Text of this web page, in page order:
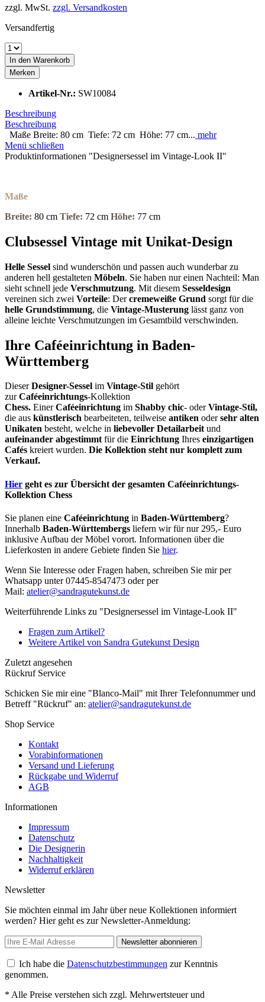
zzgl. MwSt. zzgl. Versandkosten
Versandfertig
In den Warenkorb
Merken
Artikel-Nr.: SW10084
Beschreibung
Beschreibung
Maße Breite: 80 cm Tiefe: 72 cm Höhe: 77 cm... mehr
Menü schließen
Produktinformationen "Designersessel im Vintage-Look II"
Maße
Breite: 80 cm Tiefe: 72 cm Höhe: 77 cm
Clubsessel Vintage mit Unikat-Design
Helle Sessel sind wunderschön und passen auch wunderbar zu
anderen hell gestalteten Möbeln. Sie haben nur einen Nachteil: Man
sieht schnell jede Verschmutzung. Mit diesem Sesseldesign
vereinen sich zwei Vorteile: Dercremeweiße Grund sorgt für die
helle Grundstimmung, die Vintage-Musterung lässt ganz von
alleine leichte Verschmutzungen im Gesamtbild verschwinden.
Ihre Caféeinrichtung in Baden-
Württemberg
DieserDesigner-Sessel im Vintage-Stil gehört
zur Caféeinrichtungs-Kollektion
Chess. EinerCaféeinrichtung im Shabby chic- oderVintage-Stil,
die aus künstlerisch bearbeiteten, teilweise antiken odersehr alten
Unikaten besteht, welche in liebevoller Detailarbeitund
aufeinander abgestimmtfür die Einrichtung Ihres einzigartigen
Cafés kreiert wurden. Die Kollektion steht nur komplett zum
Verkauf.
Hier geht es zur Übersicht der gesamten Caféeinrichtungs-
Kollektion Chess
Sie planen eine Caféeinrichtung in Baden-Württemberg?
Innerhalb Baden-Württembergs liefern wir für nur 295,- Euro
inklusive Aufbau der Möbel vorort. Informationen über die
Lieferkosten in andere Gebiete finden Sie hier.
Wenn Sie Interesse oder Fragen haben, schreiben Sie mir per
Whatsapp unter 07445-8547473 oder per
Mail: atelier@sandragutekunst.de
Weiterführende Links zu "Designersessel im Vintage-Look II"
Fragen zum Artikel?
Weitere Artikel von Sandra Gutekunst Design
Zuletzt angesehen
Rückruf Service
Schicken Sie mir eine "Blanco-Mail" mit Ihrer Telefonnummer und
Betreff "Rückruf" an: atelier@sandragutekunst.de
Shop Service
Kontakt
Vorabinformationen
Versand und Lieferung
Rückgabe und Widerruf
AGB
Informationen
Impressum
Datenschutz
Die Designerin
Nachhaltigkeit
Widerruf erklären
Newsletter
Sie möchten einmal im Jahr über neue Kollektionen informiert
werden? Hier geht es zur Newsletter-Anmeldung:
Newsletter abonnieren
Ich habe die Datenschutzbestimmungen zur Kenntnis
genommen.
* Alle Preise verstehen sich zzgl. Mehrwertsteuer und